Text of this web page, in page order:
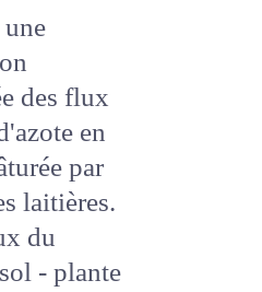
des flux
en
par
laitières.
du
sol -